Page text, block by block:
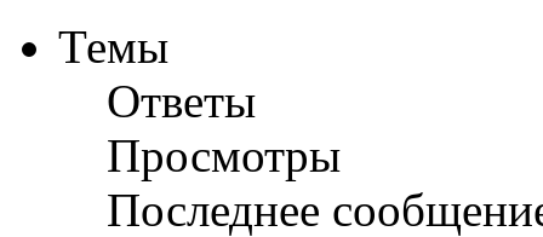
Темы
Ответы
Просмотры
Последнее